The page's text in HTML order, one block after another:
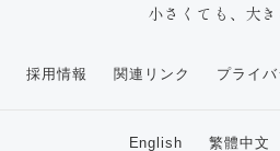
小さくても、大き
採用情報 関連リンク プライ
English 繁體中文